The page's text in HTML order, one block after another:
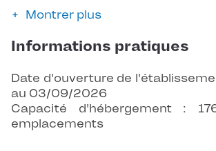
Montrer plus
Informations pratiques
Date d'ouverture de
au 03/09/2026
Capacité d'hébergement :
emplacements